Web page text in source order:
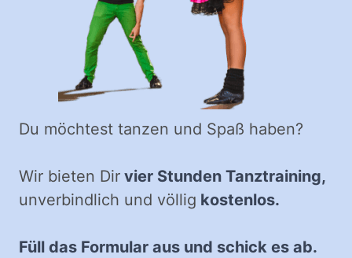
Du möchtest tanzen und Spaß haben?
Wir bieten Dir vier Stunden Tanztraining,
unverbindlich und völlig kostenlos.
Füll das Formular aus und schick es ab.